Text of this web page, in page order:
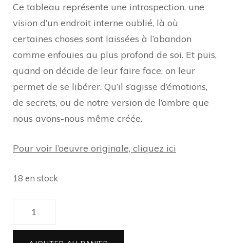
Ce tableau représente une introspection, une
vision d’un endroit interne oublié, là où
certaines choses sont laissées à l’abandon
comme enfouies au plus profond de soi. Et puis,
quand on décide de leur faire face, on leur
permet de se libérer. Qu’il s’agisse d’émotions,
de secrets, ou de notre version de l’ombre que
nous avons-nous même créée.
Pour voir l’oeuvre originale, cliquez ici
18 en stock
quantité
de
Tirage